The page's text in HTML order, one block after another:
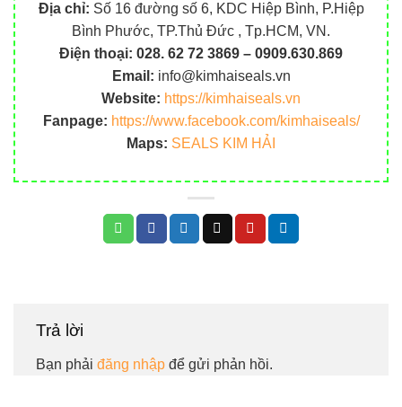
Địa chỉ: Số 16 đường số 6, KDC Hiệp Bình, P.Hiệp
Bình Phước, TP.Thủ Đức , Tp.HCM, VN.
Điện thoại: 028. 62 72 3869 – 0909.630.869
Email: info@kimhaiseals.vn
Website: https://kimhaiseals.vn
Fanpage: https://www.facebook.com/kimhaiseals/
Maps: SEALS KIM HẢI
Trả lời
Bạn phải đăng nhập để gửi phản hồi.